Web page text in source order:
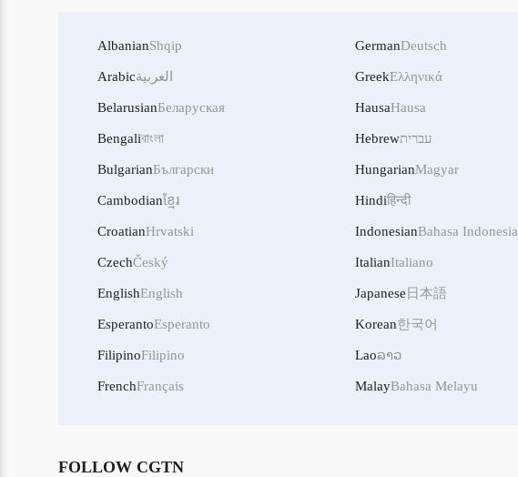
AlbanianShqip
Arabicالعربية
BelarusianБеларуская
Bengaliবাংলা
BulgarianБългарски
Cambodianខ្មែរ
CroatianHrvatski
CzechČeský
EnglishEnglish
EsperantoEsperanto
FilipinoFilipino
FrenchFrançais
GermanDeutsch
GreekΕλληνικά
HausaHausa
Hebrewעברית
HungarianMagyar
Hindiहिन्दी
IndonesianBahasa Indonesia
ItalianItaliano
Japanese 日本語
Korean한국어
Laoລາວ
MalayBahasa Melayu
FOLLOW CGTN